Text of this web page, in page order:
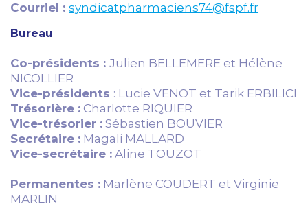
Courriel : syndicatpharmaciens74@fspf.fr
Bureau
Co-présidents : Julien BELLEMERE et Hélène
NICOLLIER
Vice-présidents : Lucie VENOT et Tarik ERBILICI
Trésorière : Charlotte RIQUIER
Vice-trésorier : Sébastien BOUVIER
Secrétaire : Magali MALLARD
Vice-secrétaire : Aline TOUZOT
Permanentes : Marlène COUDERT et Virginie
MARLIN